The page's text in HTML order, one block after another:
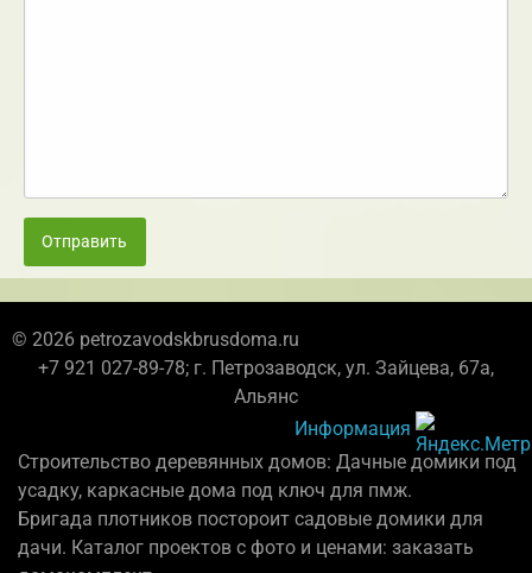
Отправить
© 2026 petrozavodskbrusdoma.ru
+7 921 027-89-78; г. Петрозаводск, ул. Зайцева, 67а,
Альянс
Информация
Строительство деревянных домов: Дачные домики под
усадку, каркасные дома под ключ для пмж.
Бригада плотников постороит садовые домики для
дачи. Каталог проектов с фото и ценами: заказать